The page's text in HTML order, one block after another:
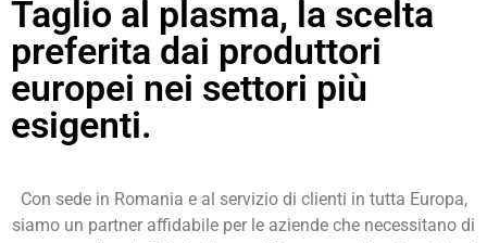
Taglio al plasma, la scelta
preferita dai produttori
europei nei settori più
esigenti.
Con sede in Romania e al servizio di clienti in tutta Europa,
siamo un partner affidabile per le aziende che necessitano di